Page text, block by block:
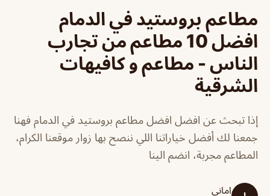
مطاعم بروستيد في الدمام
افضل 10 مطاعم من تجارب
الناس - مطاعم و كافيهات
الشرقية
إذا تبحث عن افضل افضل مطاعم بروستيد في الدمام فهنا
جمعنا لك أفضل خياراتنا اللي ننصح بها زوار موقعنا الكرام،
المطاعم مجربة، انضم الينا
اماني